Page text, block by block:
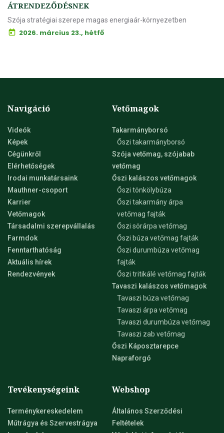
ÁTRENDEZŐDÉSNEK
Szója stratégiai szerepe magas energiaár-környezetben
2026. március 23., hétfő
Navigáció
Videók
Képek
Cégünkről
Elérhetőségek
Irodai munkatársaink
Mauthner-csoport
Karrier
Vetőmagok
Társadalmi szerepvállalás
Farmdok
Fenntarthatóság
Aktuális hírek
Rendezvények
Vetőmagok
Takarmányborsó
Őszi takarmányborsó
Szója vetőmag, szójabab
vetőmag
Őszi kalászos vetőmagok
Őszi tönkölybúza
Őszi takarmány árpa
vetőmag fajták
Őszi sörárpa vetőmag
Őszi búza vetőmag fajták
Őszi durumbúza vetőmag
fajták
Őszi tritikálé vetőmag fajták
Tavaszi kalászos vetőmagok
Tavaszi búza vetőmag
Tavaszi árpa vetőmag
Tavaszi durumbúza vetőmag
Tavaszi zab vetőmag
Őszi Káposztarepce
Napraforgó
Tevékenységeink
Terménykereskedelem
Műtrágya és Szervestrágya
Webshop
Általános Szerződési
Feltételek